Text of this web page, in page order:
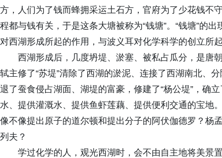
方，人们为了钱而蜂拥采运土石方，官府为了少花钱不
程都与钱有关，于是这条大塘被称为“钱塘”。“钱塘”的
对西湖形成所起的作用，与波义耳对化学科学的创立所
西湖形成后，几度坍堤、淤塞、被私占瓜分，是唐
轼主修了“苏堤”清除了西湖的淤泥、连接了西湖南北、
退了蚕食侵占湖面、湖堤的富豪，修建了“杨公堤”，确
水、提供灌溉水、提供鱼虾莲藕、提供便利交通的宝地
像不像提出原子的道尔顿和提出分子的阿伏伽德罗？杨
列夫？
学过化学的人，观光西湖时，会不由自主地将美景